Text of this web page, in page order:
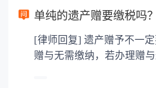
单纯的遗产赠要缴税吗？
[律师回复] 遗产赠予不一定要缴税。单纯的遗产
赠与无需缴纳，若办理赠
所得税、契税和公证费。